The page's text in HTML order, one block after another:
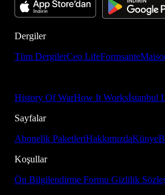
Dergiler
Tüm DergilerCeo LifeFormsante
History Of WarHow It Worksİstanbul
Sayfalar
Abonelik PaketleriHakkımızdaKünye
Koşullar
Ön Bilgilendirme Formu Gizlilik